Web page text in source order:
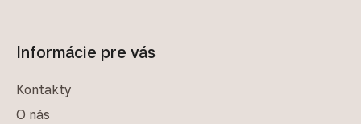
Informácie pre vás
Kontakty
O nás